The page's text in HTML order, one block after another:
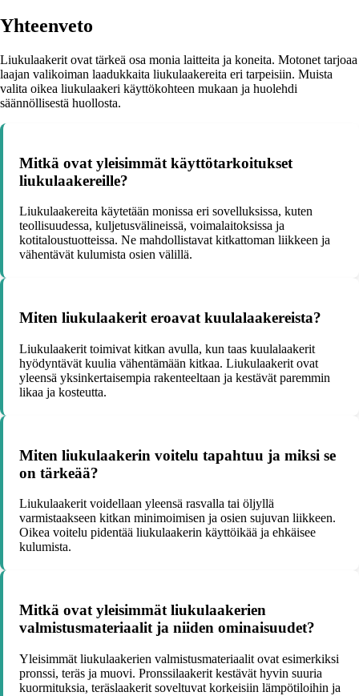
Yhteenveto
Liukulaakerit ovat tärkeä osa monia laitteita ja koneita. Motonet tarjoaa
laajan valikoiman laadukkaita liukulaakereita eri tarpeisiin. Muista
valita oikea liukulaakeri käyttökohteen mukaan ja huolehdi
säännöllisestä huollosta.
Mitkä ovat yleisimmät käyttötarkoitukset
liukulaakereille?
Liukulaakereita käytetään monissa eri sovelluksissa, kuten
teollisuudessa, kuljetusvälineissä, voimalaitoksissa ja
kotitaloustuotteissa. Ne mahdollistavat kitkattoman liikkeen ja
vähentävät kulumista osien välillä.
Miten liukulaakerit eroavat kuulalaakereista?
Liukulaakerit toimivat kitkan avulla, kun taas kuulalaakerit
hyödyntävät kuulia vähentämään kitkaa. Liukulaakerit ovat
yleensä yksinkertaisempia rakenteeltaan ja kestävät paremmin
likaa ja kosteutta.
Miten liukulaakerin voitelu tapahtuu ja miksi se
on tärkeää?
Liukulaakerit voidellaan yleensä rasvalla tai öljyllä
varmistaakseen kitkan minimoimisen ja osien sujuvan liikkeen.
Oikea voitelu pidentää liukulaakerin käyttöikää ja ehkäisee
kulumista.
Mitkä ovat yleisimmät liukulaakerien
valmistusmateriaalit ja niiden ominaisuudet?
Yleisimmät liukulaakerien valmistusmateriaalit ovat esimerkiksi
pronssi, teräs ja muovi. Pronssilaakerit kestävät hyvin suuria
kuormituksia, teräslaakerit soveltuvat korkeisiin lämpötiloihin ja